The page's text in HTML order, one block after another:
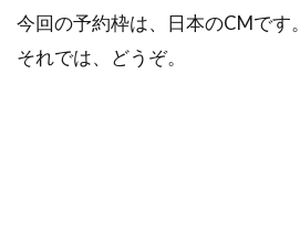
今回の予約枠は、日本のCMです。
それでは、どうぞ。